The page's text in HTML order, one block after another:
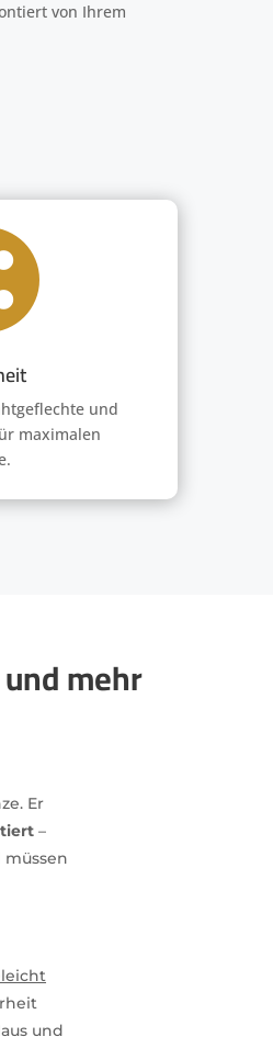
von Ihrem
und
maximalen
mehr
Er
–
müssen
und